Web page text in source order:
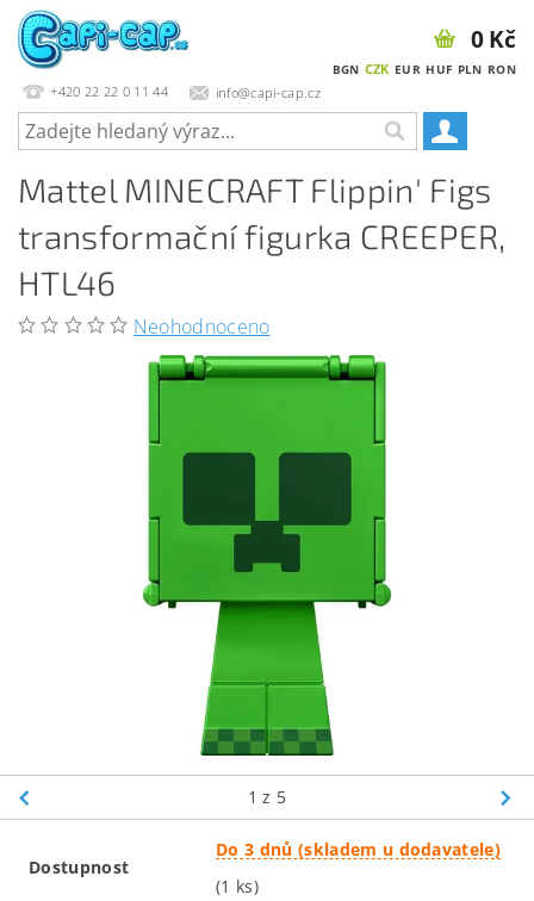
+420 22 22 0 11 44 info@capi-cap.cz
BGN CZK EUR HUF PLN RON
0 Kč
Mattel MINECRAFT Flippin' Figs
transformační figurka CREEPER,
HTL46
Neohodnoceno
1 z 5
Dostupnost
Do 3 dnů (skladem u dodavatele)
(1 ks)